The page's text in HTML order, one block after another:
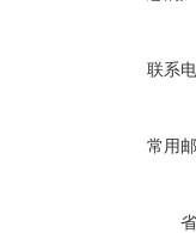
联系
常用